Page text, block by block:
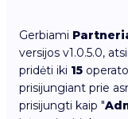
Gerbiami
versijos v1.0.5.0,
pridėti iki 15
prisijungiant prie
prisijungti kaip "